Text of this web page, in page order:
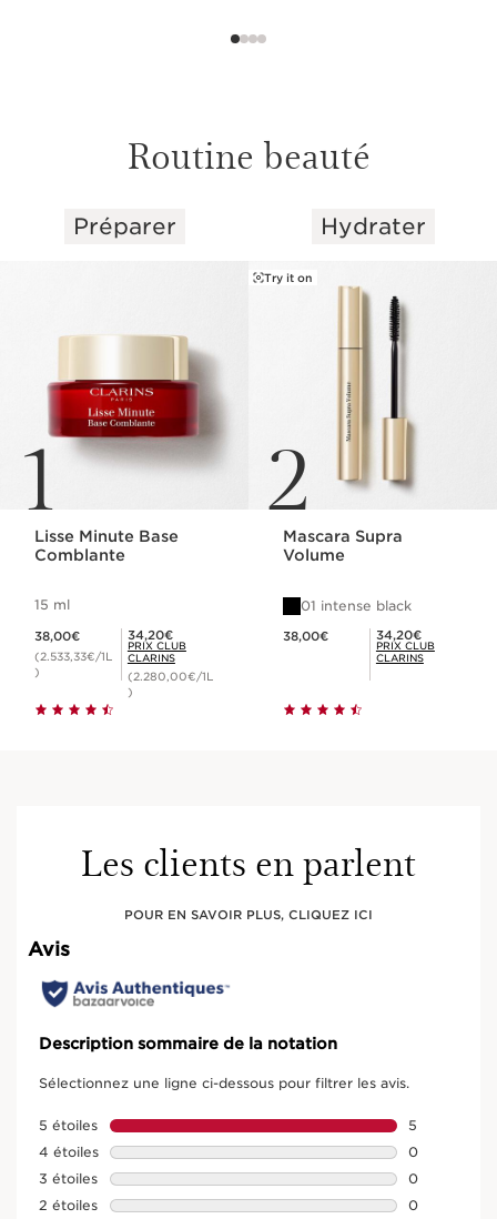
Routine beauté
ALLER AU CONTENU
Préparer
1
Lisse Minute Base
Comblante
15 ml
38,00€
(2.533,33€/1L
)
Prix Club Clarins 34,20€
34,20€
PRIX CLUB
CLARINS
(2.280,00€/1L
)
Hydrater
2
Try it on
Mascara Supra
Volume
01 intense black
38,00€ Prix Club Clarins 34,20€
34,20€
PRIX CLUB
CLARINS
Les clients en parlent
POUR EN SAVOIR PLUS, CLIQUEZ ICI